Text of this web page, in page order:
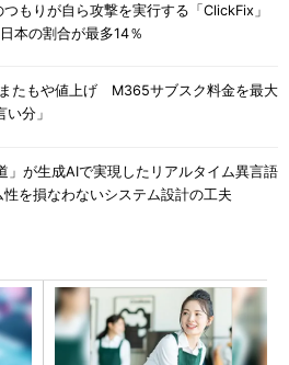
もりが自ら攻撃を実行する「ClickFix」
本の割合が最多14％
たもや値上げ M365サブスク料金を最大
分」
」が生成AIで実現したリアルタイム異言語
を損なわないシステム設計の工夫